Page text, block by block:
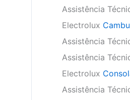
Assistência
Electrolux
Assistência
Assistência
Electrolux
Assistência